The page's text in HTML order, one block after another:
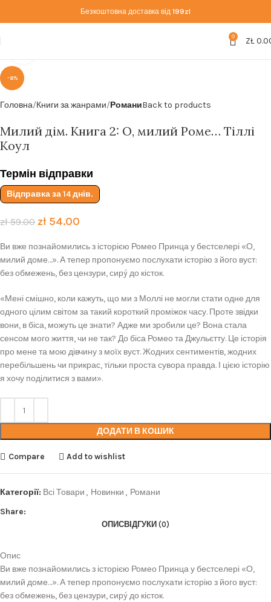
Безкоштовна доставка від 199zl
0 ZŁ
-8%
Головна Книги за жанрами РоманиBack to products
Милий дім. Книга 2: О, милий Роме… Тіллі
Коул
Термін відправки
Відправка за 14 днів.
zł59.00 zł54.00
Ви вже познайомились з історією Ромео Принца у бестселері «О,
милий доме…». А тепер пропонуємо послухати історію з його вуст:
без обмежень, без цензури, сирý до кісток.
«Мені смішно, коли кажуть, що ми з Моллі не могли стати одне для
одного цілим світом за такий короткий проміжок часу. Проте звідки
вони, в біса, можуть це знати? Адже ми зробили це? Вона стала
сенсом мого життя, чи не так? До біса Ромео та Джульєтту. Це історія
про мене та мою дівчину з моїх вуст. Жодних сентиментів, жодних
перебільшень чи прикрас, тільки проста сувора правда. І цією історію
я хочу поділитися з вами».
ДОДАТИ В КОШИК
Compare Add to wishlist
Категорії: Всі Товари , Новинки , Романи
Share:
ОПИСВІДГУКИ (0)
Опис
Ви вже познайомились з історією Ромео Принца у бестселері «О,
милий доме…». А тепер пропонуємо послухати історію з його вуст:
без обмежень, без цензури, сирý до кісток.